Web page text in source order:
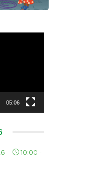
05:06
10:00 -